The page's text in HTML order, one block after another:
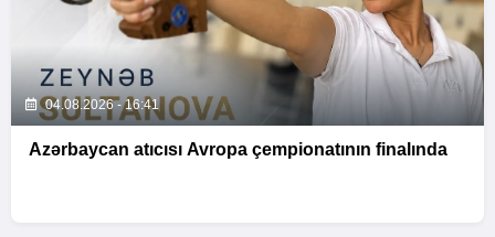
04.08.2026 - 16:41
Azərbaycan atıcısı Avropa çempionatının finalında